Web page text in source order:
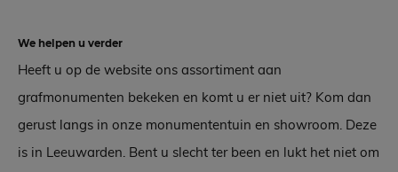
We helpen u verder
Heeft u op de website ons assortiment aan
grafmonumenten bekeken en komt u er niet uit? Kom dan
gerust langs in onze monumententuin en showroom. Deze
is in Leeuwarden. Bent u slecht ter been en lukt het niet om